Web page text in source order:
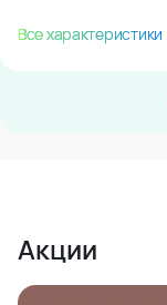
Все характеристики
Акции